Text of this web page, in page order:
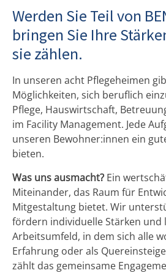
Werden Sie Teil von
bringen Sie Ihre
sie zählen.
In unseren acht Pflegeheimen
Möglichkeiten, sich beruflich
Pflege, Hauswirtschaft,
im Facility Management. Jede
unseren Bewohner:innen ein
bieten.
Was uns ausmacht? Ein
Miteinander, das Raum für
Mitgestaltung bietet. Wir
fördern individuelle Stärken und
Arbeitsumfeld, in dem sich alle
Erfahrung oder als
zählt das gemeinsame